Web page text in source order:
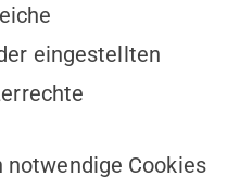
eingestellten
notwendige Cookies